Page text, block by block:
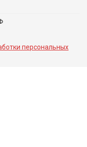
персональных